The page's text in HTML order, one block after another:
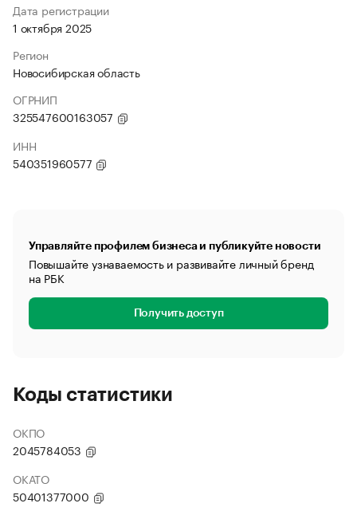
Дата регистрации
1 октября 2025
Регион
Новосибирская область
ОГРНИП
325547600163057
ИНН
540351960577
Управляйте профилем бизнеса и публикуйте новости
Повышайте узнаваемость и развивайте личный бренд
на РБК
Получить доступ
Коды статистики
ОКПО
2045784053
ОКАТО
50401377000